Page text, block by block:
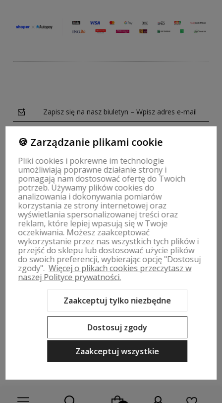
Zapisz się na nasz biuletyn – Wpisz adres e-mail
polityce prywatności
Obserwuj nas na
ZWROTY, WYMIANY | REGULAMIN
MOJE KONTO
PŁATNOŚCI I DOSTAWA
Sklep internetowy Shoper Premium Szablon Shoper Modern 3.0™
🍪 Zarządzanie plikami cookie
Pliki cookies i pokrewne im technologie
umożliwiają poprawne działanie strony i
pomagają nam dostosować ofertę do Twoich
potrzeb. Używamy plików cookies do
analizowania i dokonywania pomiarów
korzystania ze strony internetowej oraz
wyświetlania spersonalizowanej treści oraz
reklam, które lepiej wpasują się w Twoje
oczekiwania. Możesz zaakceptować
wykorzystanie przez nas wszystkich tych plików i
przejść do sklepu lub dostosować użycie plików
do swoich preferencji, wybierając opcję "Dostosuj
zgody". Więcej o plikach cookies przeczytasz w
naszej Polityce prywatności.
Zaakceptuj tylko niezbędne
Dostosuj zgody
Zaakceptuj wszystkie